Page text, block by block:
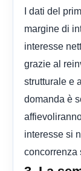
I dati del
margine di
interesse
grazie al
strutturale e
domanda è
interesse si
concorrenza